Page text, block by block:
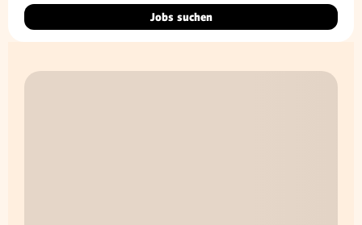
Jobs suchen